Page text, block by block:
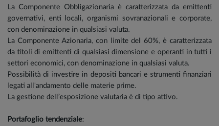
La Componente Obbligazionaria è caratterizzata da emittenti
governativi, enti locali, organismi sovranazionali e corporate,
con denominazione in qualsiasi valuta.
La Componente Azionaria, con limite del 60%, è caratterizzata
da titoli di emittenti di qualsiasi dimensione e operanti in tutti i
settori economici, con denominazione in qualsiasi valuta.
Possibilità di investire in depositi bancari e strumenti finanziari
legati all'andamento delle materie prime.
La gestione dell’esposizione valutaria è di tipo attivo.
Portafoglio tendenziale: